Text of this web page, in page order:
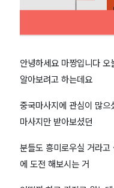
중
국
마
사
지
특
안녕하세요 마짱입니다
알아보려고 하는데요
중국마사지에 관심이 많
마사지만 받아보셨던
분들도 흥미로우실 거라
에 도전 해보시는 거